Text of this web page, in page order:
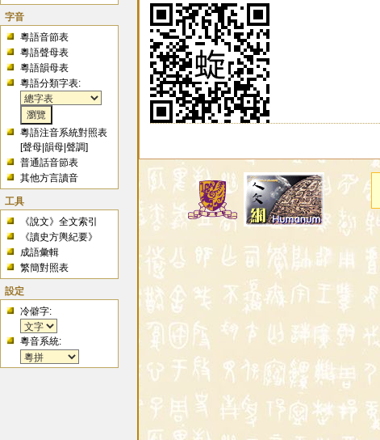
字音
粵語音節表
粵語聲母表
粵語韻母表
粵語分類字表:
粵語注音系統對照表
[聲母 |韻母 |聲調]
普通話音節表
其他方言讀音
工具
《說文》全文索引
《讀史方輿紀要》
成語彙輯
繁簡對照表
設定
冷僻字:
粵音系統: